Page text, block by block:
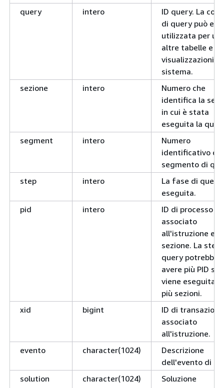
query
intero
ID query. La
di query può
utilizzata per
altre tabelle e
visualizzazioni
sistema.
sezione
intero
Numero che
identifica la
in cui è stata
eseguita la
segment
intero
Numero
identificativo del
segmento di
step
intero
La fase di query
eseguita.
pid
intero
ID di processo
associato
all'istruzione e
sezione. La
query potrebbe
avere più PID se
viene eseguita
più sezioni.
xid
bigint
ID di transazione
associato
all'istruzione.
evento
character(1024)
Descrizione
dell'evento di
solution
character(1024)
Soluzione